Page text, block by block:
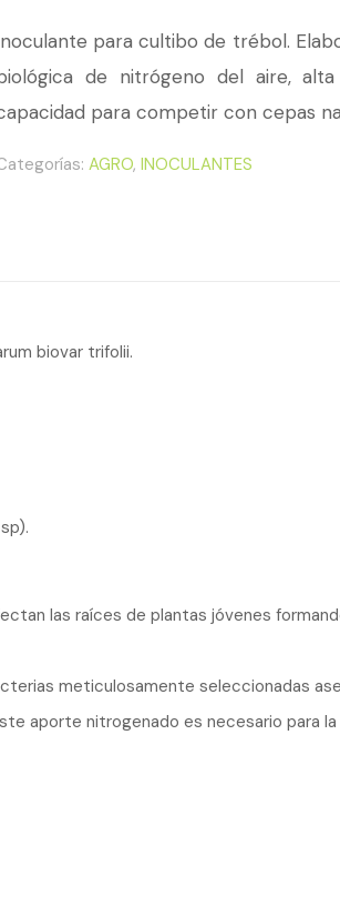
para cultibo de trébol.
de nitrógeno del aire,
para competir con cepas
AGRO, INOCULANTES
biovar trifolii.
las raíces de plantas jóvenes
meticulosamente seleccionadas
aporte nitrogenado es necesario para